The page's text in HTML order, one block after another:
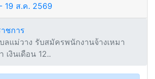
19 ส.ค. 2569
ชการ
ลแม่วาง รับสมัครพนักงานจ้างเหมา
เงินเดือน 12..